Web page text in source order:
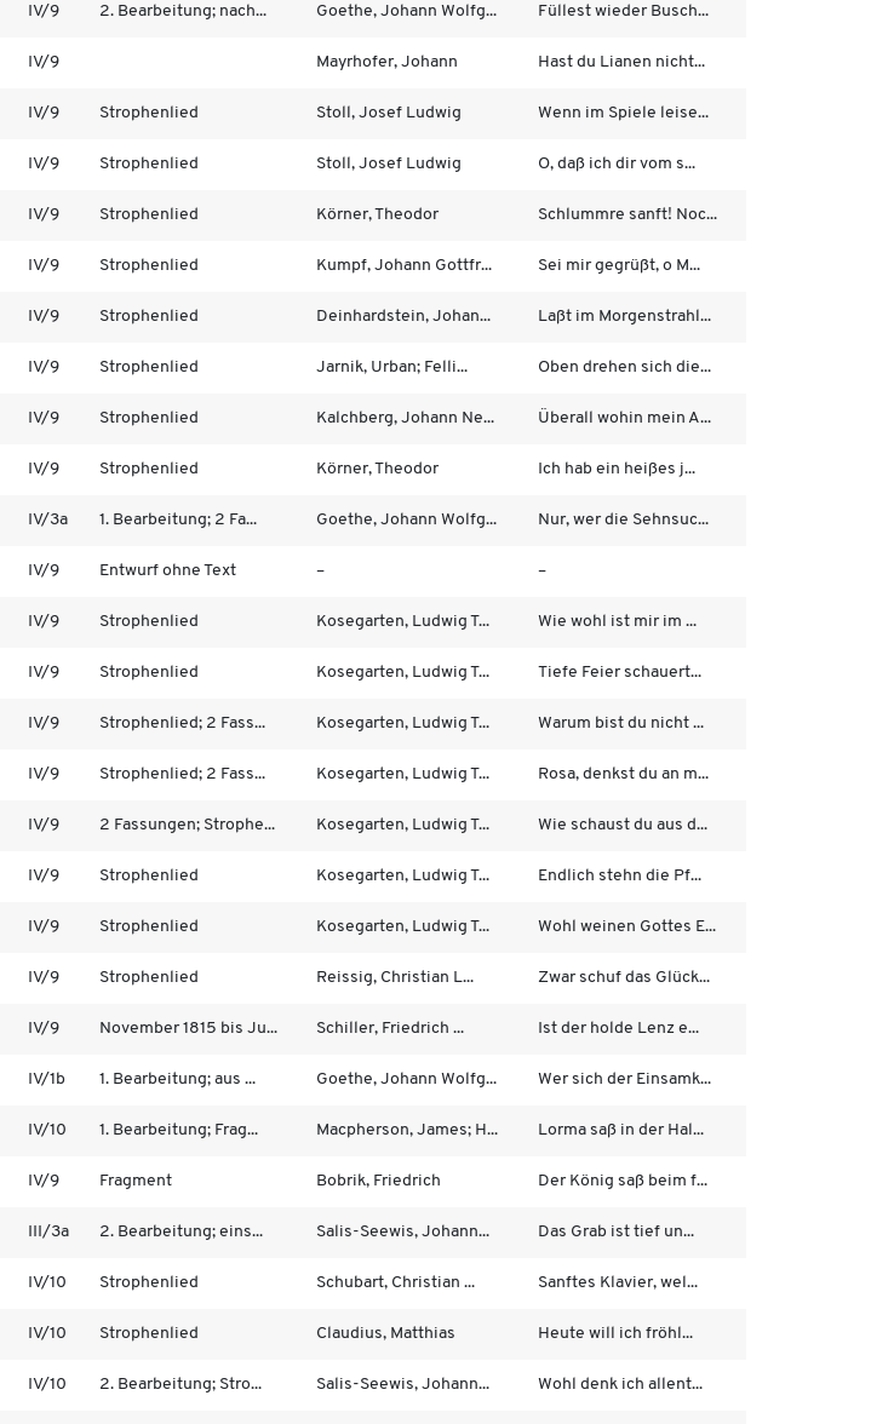
IV/9 2. Bearbeitung; nach... Goethe, Johann Wolfg... Füllest wieder Busch...
IV/9 Mayrhofer, Johann Hast du Lianen nicht...
IV/9 Strophenlied Stoll, Josef Ludwig Wenn im Spiele leise...
IV/9 Strophenlied Stoll, Josef Ludwig O, daß ich dir vom s...
IV/9 Strophenlied Körner, Theodor Schlummre sanft! Noc...
IV/9 Strophenlied Kumpf, Johann Gottfr... Sei mir gegrüßt, o M...
IV/9 Strophenlied Deinhardstein, Johan... Laßt im Morgenstrahl...
IV/9 Strophenlied Jarnik, Urban; Felli... Oben drehen sich die...
IV/9 Strophenlied Kalchberg, Johann Ne... Überall wohin mein A...
IV/9 Strophenlied Körner, Theodor Ich hab ein heißes j...
IV/3a 1. Bearbeitung; 2 Fa... Goethe, Johann Wolfg... Nur, wer die Sehnsuc...
IV/9 Entwurf ohne Text – –
IV/9 Strophenlied Kosegarten, Ludwig T... Wie wohl ist mir im ...
IV/9 Strophenlied Kosegarten, Ludwig T... Tiefe Feier schauert...
IV/9 Strophenlied; 2 Fass... Kosegarten, Ludwig T... Warum bist du nicht ...
IV/9 Strophenlied; 2 Fass... Kosegarten, Ludwig T... Rosa, denkst du an m...
IV/9 2 Fassungen; Strophe... Kosegarten, Ludwig T... Wie schaust du aus d...
IV/9 Strophenlied Kosegarten, Ludwig T... Endlich stehn die Pf...
IV/9 Strophenlied Kosegarten, Ludwig T... Wohl weinen Gottes E...
IV/9 Strophenlied Reissig, Christian L... Zwar schuf das Glück...
IV/9 November 1815 bis Ju... Schiller, Friedrich ... Ist der holde Lenz e...
IV/1b 1. Bearbeitung; aus ... Goethe, Johann Wolfg... Wer sich der Einsamk...
IV/10 1. Bearbeitung; Frag... Macpherson, James; H... Lorma saß in der Hal...
IV/9 Fragment Bobrik, Friedrich Der König saß beim f...
III/3a 2. Bearbeitung; eins... Salis-Seewis, Johann... Das Grab ist tief un...
IV/10 Strophenlied Schubart, Christian ... Sanftes Klavier, wel...
IV/10 Strophenlied Claudius, Matthias Heute will ich fröhl...
IV/10 2. Bearbeitung; Stro... Salis-Seewis, Johann... Wohl denk ich allent...